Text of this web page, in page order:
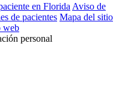
en Florida Aviso de
de pacientes Mapa del sitio
web
personal